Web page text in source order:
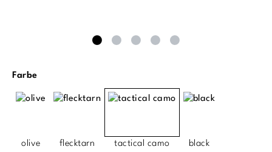
Farbeauswählen
olive flecktarn tactical camo black